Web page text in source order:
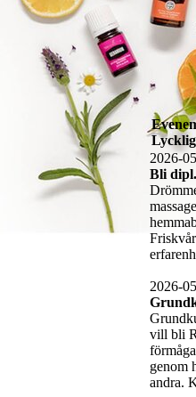
Lycklig
2026-
Bli
2026-
vill bli
genom
andra.